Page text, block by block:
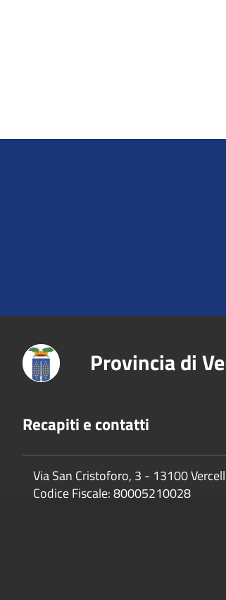
Provincia di
Recapiti e contatti
Via San Cristoforo, 3 - 13100
Codice Fiscale:80005210028